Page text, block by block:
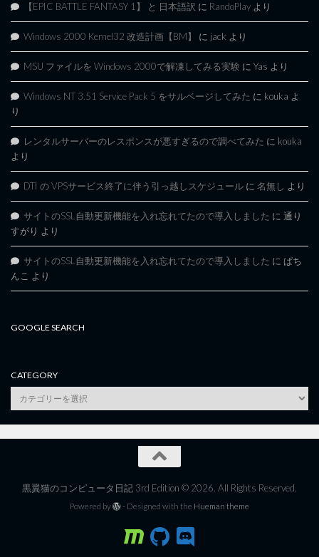
【EPIC BATTLE FANTASY 1】 と 日本語訳 に RandoPlay より
Windows 2000 Kernel32 改造計画【BM】 に jack より
MSU ファイルを Windows 2000で解凍してみる実験 に Yas より
Windows NT 3.51 Service Pack 5 をサルベージしてみた に kouka よ
り
レンタルサーバーのレスポンスが悪すぎるので調べてみた に kouka
より
DTI の VPSサービス終了に伴う引っ越しスケジュール に 名無し より
サイトのSSL自動更新機能を入れ忘れてたので導入しました に 通り
すがり より
サイトのSSL自動更新機能を入れ忘れてたので導入しました に ぱち
んこ より
GOOGLE SEARCH
CATEGORY
category
黒翼猫のコンピュータ日記 3rd Edition © 2026. All Rights Reserved.
Powered by - Designed with the Hueman theme